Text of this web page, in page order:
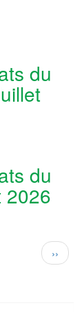
du
du
2026
Page
››